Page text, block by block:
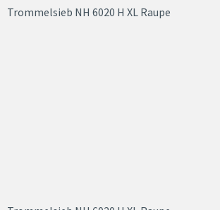
Trommelsieb NH 6020 H XL Raupe